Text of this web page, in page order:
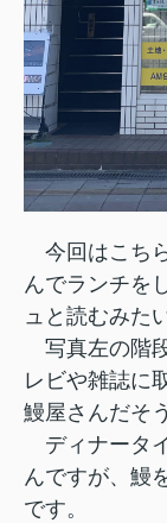
今回はこち
んでランチを
ュと読むみた
写真左の階
レビや雑誌に
鰻屋さんだそ
ディナータ
んですが、鰻
です。